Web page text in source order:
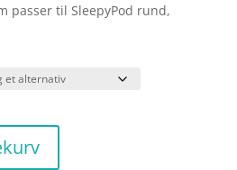
passer til SleepyPod rund,